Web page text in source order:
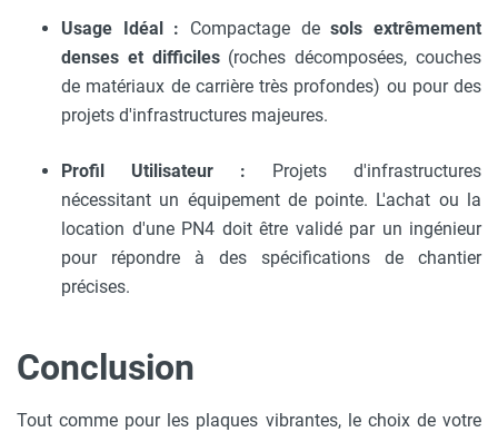
Usage Idéal : Compactage desols extrêmement
denses et difficiles(roches décomposées, couches
de matériaux de carrière très profondes) ou pour des
projets d'infrastructures majeures.
Profil Utilisateur : Projets d'infrastructures
nécessitant un équipement de pointe. L'achat ou la
location d'une PN4 doit être validé par un ingénieur
pour répondre à des spécifications de chantier
précises.
Conclusion
Tout comme pour les plaques vibrantes, le choix de votre